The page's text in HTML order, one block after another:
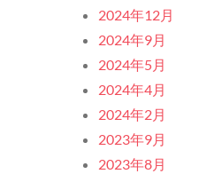
2024年12月
2024年9月
2024年5月
2024年4月
2024年2月
2023年9月
2023年8月